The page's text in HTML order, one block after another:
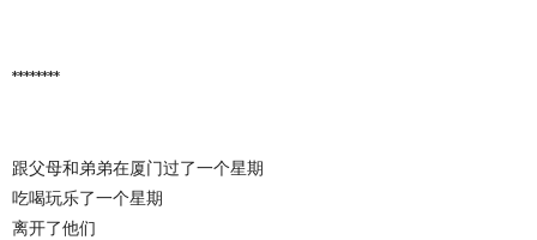
********
跟父母和弟弟在厦门过了一个星期
吃喝玩乐了一个星期
离开了他们